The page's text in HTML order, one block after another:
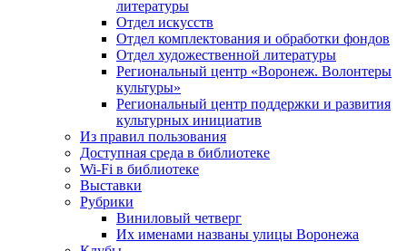
литературы
Отдел искусств
Отдел комплектования и обработки фондов
Отдел художественной литературы
Региональный центр «Воронеж. Волонтеры
культуры»
Региональный центр поддержки и развития
культурных инициатив
Из правил пользования
Доступная среда в библиотеке
Wi-Fi в библиотеке
Выставки
Рубрики
Виниловый четверг
Их именами названы улицы Воронежа